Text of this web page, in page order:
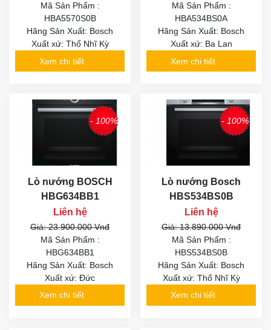
Mã Sản Phẩm :
HBA5570S0B
Hãng Sản Xuất: Bosch
Xuất xứ: Thổ Nhĩ Kỳ
Xem chi tiết
Mã Sản Phẩm :
HBA534BS0A
Hãng Sản Xuất: Bosch
Xuất xứ: Ba Lan
Xem chi tiết
- 100%
Lò nướng BOSCH
HBG634BB1
Liên hệ
Giá: 23.900.000 Vnđ
Mã Sản Phẩm :
HBG634BB1
Hãng Sản Xuất: Bosch
Xuất xứ: Đức
Xem chi tiết
- 100%
Lò nướng Bosch
HBS534BS0B
Liên hệ
Giá: 13.890.000 Vnđ
Mã Sản Phẩm :
HBS534BS0B
Hãng Sản Xuất: Bosch
Xuất xứ: Thổ Nhĩ Kỳ
Xem chi tiết